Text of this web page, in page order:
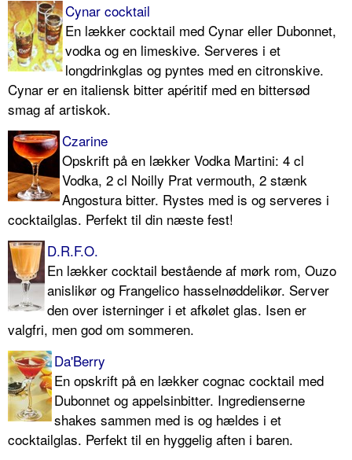
Cynar cocktail
En lækker cocktail med Cynar eller Dubonnet,
vodka og en limeskive. Serveres i et
longdrinkglas og pyntes med en citronskive.
Cynar er en italiensk bitter apéritif med en bittersød
smag af artiskok.
Czarine
Opskrift på en lækker Vodka Martini: 4 cl
Vodka, 2 cl Noilly Prat vermouth, 2 stænk
Angostura bitter. Rystes med is og serveres i
cocktailglas. Perfekt til din næste fest!
D.R.F.O.
En lækker cocktail bestående af mørk rom, Ouzo
anislikør og Frangelico hasselnøddelikør. Server
den over isterninger i et afkølet glas. Isen er
valgfri, men god om sommeren.
Da'Berry
En opskrift på en lækker cognac cocktail med
Dubonnet og appelsinbitter. Ingredienserne
shakes sammen med is og hældes i et
cocktailglas. Perfekt til en hyggelig aften i baren.